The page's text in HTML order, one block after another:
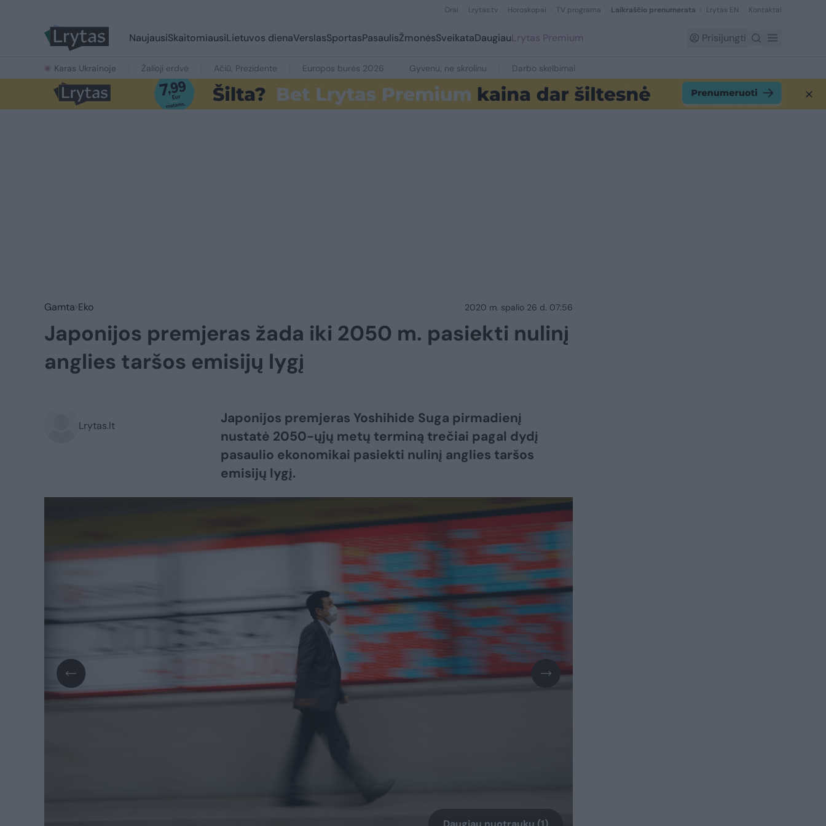
Orai Lrytas.tv Horoskopai TV programa Laikraščio prenumerata Lrytas EN Kontaktai
NaujausiSkaitomiausiLietuvos dienaVerslasSportasPasaulisŽmonėsSveikataDaugiauLrytas Premium Prisijungti
Karas Ukrainoje Žalioji erdvė Ačiū, Prezidente Europos burės 2026 Gyvenu, ne skrolinu Darbo skelbimai
Gamta Eko 2020 m. spalio 26 d. 07:56
Japonijos premjeras žada iki 2050 m. pasiekti nulinį
anglies taršos emisijų lygį
Lrytas.lt
Japonijos premjeras Yoshihide Suga pirmadienį
nustatė 2050-ųjų metų terminą trečiai pagal dydį
pasaulio ekonomikai pasiekti nulinį anglies taršos
emisijų lygį.